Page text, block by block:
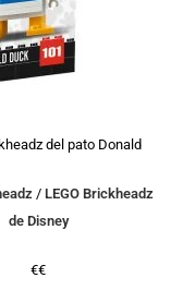
del pato Donald
/ LEGO Brickheadz
de Disney
€€